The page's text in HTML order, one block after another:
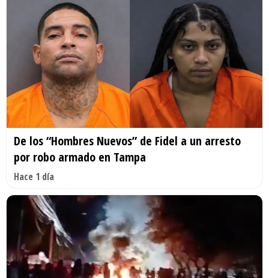
De los “Hombres Nuevos” de Fidel a un arresto
por robo armado en Tampa
Hace 1 día